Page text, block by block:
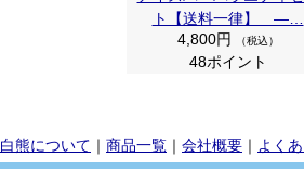
ト【送料一律】 ―…
4,800円
（税込）
48ポイント
白熊について ｜ 商品一覧 ｜ 会社概要 ｜ よく